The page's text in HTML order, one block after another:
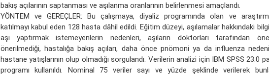
bakış açılarının saptanması ve aşılanma oranlarının belirlenmesi amaçlandı.
YÖNTEM ve GEREÇLER: Bu çalışmaya, diyaliz programında olan ve
katılmayı kabul eden 128 hasta dâhil edildi. Eğitim düzeyi, aşılamalar hakkındaki
aşı yaptırmak istemeyenlerin nedenleri, aşıların doktorları tarafından
önerilmediği, hastalığa bakış açıları, daha önce pnömoni ya da influenza
hastane yatışlarının olup olmadığı sorgulandı. Verilerin analizi için IBM SPSS 23.0
programı kullanıldı. Nominal 75 veriler sayı ve yüzde şeklinde verilerek